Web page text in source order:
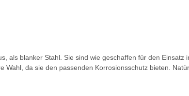
als blanker Stahl. Sie sind wie geschaffen für den Einsatz
da sie den passenden Korrosionsschutz bieten.